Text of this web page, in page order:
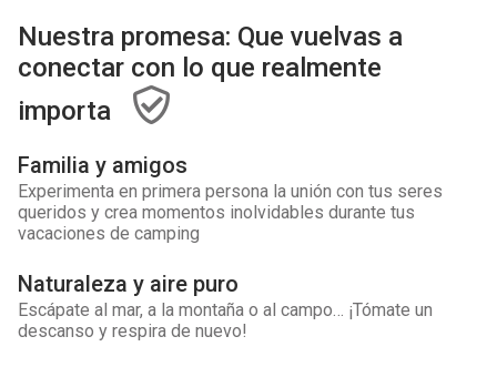
Nuestra promesa: Que vuelvas a
conectar con lo que realmente
importa
Familia y amigos
Experimenta en primera persona la unión con tus seres
queridos y crea momentos inolvidables durante tus
vacaciones de camping
Naturaleza y aire puro
Escápate al mar, a la montaña o al campo… ¡Tómate un
descanso y respira de nuevo!